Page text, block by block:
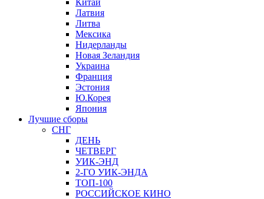
Латвия
Литва
Мексика
Нидерланды
Новая Зеландия
Украина
Франция
Эстония
Ю.Корея
Япония
Лучшие сборы
СНГ
ДЕНЬ
ЧЕТВЕРГ
УИК-ЭНД
2-ГО УИК-ЭНДА
ТОП-100
РОССИЙСКОЕ КИНО